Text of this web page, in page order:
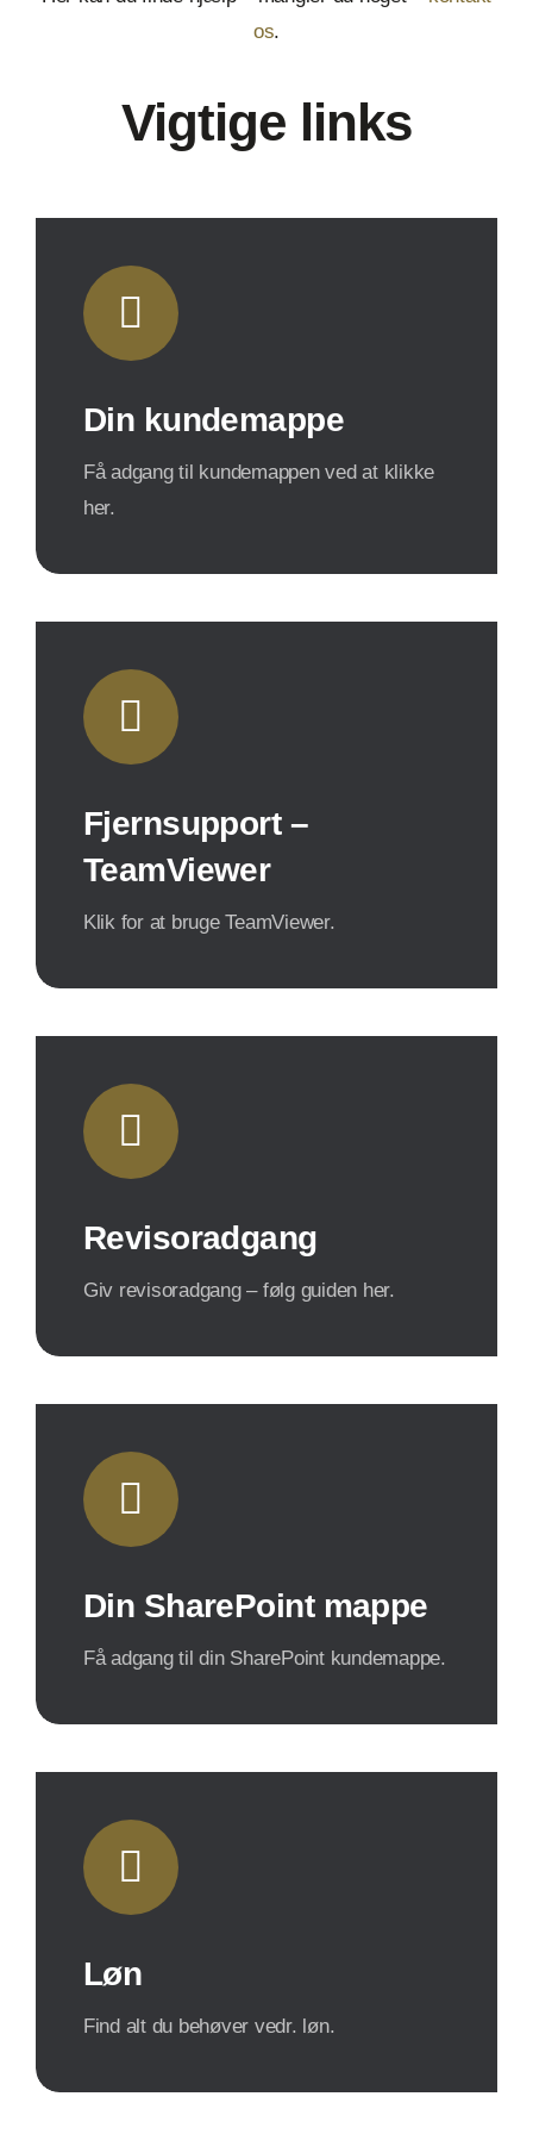
os.
Vigtige links
Din kundemappe
Få adgang til kundemappen ved at klikke
her.
Fjernsupport –
TeamViewer
Klik for at bruge TeamViewer.
Revisoradgang
Giv revisoradgang – følg guiden her.
Din SharePoint mappe
Få adgang til din SharePoint kundemappe.
Løn
Find alt du behøver vedr. løn.